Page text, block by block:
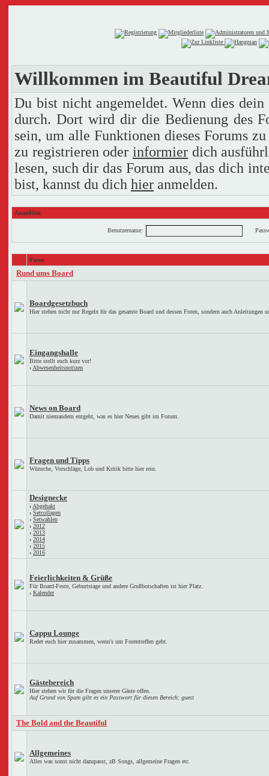
Willkommen im Beautiful
Du bist nicht angemeldet. Wenn dies
durch. Dort wird dir die Bedienung des
sein, um alle Funktionen dieses Forums
zu registrieren oder informierdich
lesen, such dir das Forum aus, das dich
bist, kannst du dich hier anmelden.
Anmelden
Benutzername:
Foren
Rund ums Board
Boardgesetzbuch
Hier stehen nicht nur Regeln für das gesamte Board und dessen Foren, sondern auch Anleitungen
Eingangshalle
Bitte stellt euch kurz vor!
› Abwesenheitsnotizen
News on Board
Damit niemandem entgeht, was es hier Neues gibt im Forum.
Fragen und Tipps
Wünsche, Vorschläge, Lob und Kritik bitte hier rein.
Designecke
› Abgehakt
› Setcollagen
› Setwahlen
› 2012
› 2013
› 2014
› 2015
› 2016
Feierlichkeiten & Grüße
Für Board-Feste, Geburtstage und andere Grußbotschaften ist hier Platz.
› Kalender
Cappu Lounge
Redet euch hier zusammen, wenn's um Forentreffen geht.
Gästebereich
Hier stehen wir für die Fragen unserer Gäste offen.
Auf Grund von Spam gibt es ein Passwort für diesen Bereich: guest
The Bold and the Beautiful
Allgemeines
Alles was sonst nicht dazupasst, zB Songs, allgemeine Fragen etc.